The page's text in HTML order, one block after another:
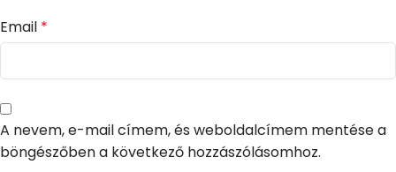
Email *
A nevem, e-mail címem, és weboldalcímem mentése a
böngészőben a következő hozzászólásomhoz.